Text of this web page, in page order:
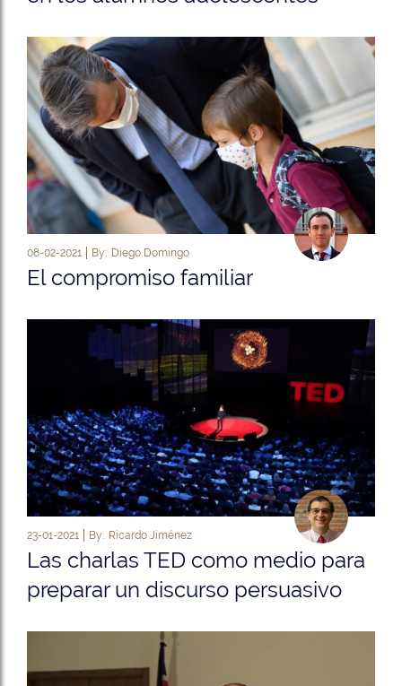
08-02-2021 By: Diego Domingo
El compromiso familiar
23-01-2021 By: Ricardo Jiménez
Las charlas TED como medio para
preparar un discurso persuasivo